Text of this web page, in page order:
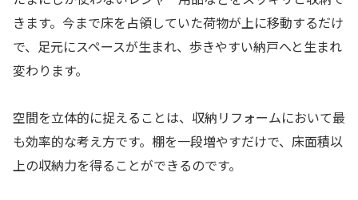
きます。今まで床を占領していた荷物が上に移動するだけ
で、足元にスペースが生まれ、歩きやすい納戸へと生まれ
変わります。
空間を立体的に捉えることは、収納リフォームにおいて最
も効率的な考え方です。棚を一段増やすだけで、床面積以
上の収納力を得ることができるのです。